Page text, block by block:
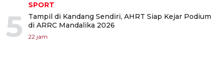
5
SPORT
Tampil di Kandang Sendiri, AHRT Siap Kejar Podium
di ARRC Mandalika 2026
22 jam